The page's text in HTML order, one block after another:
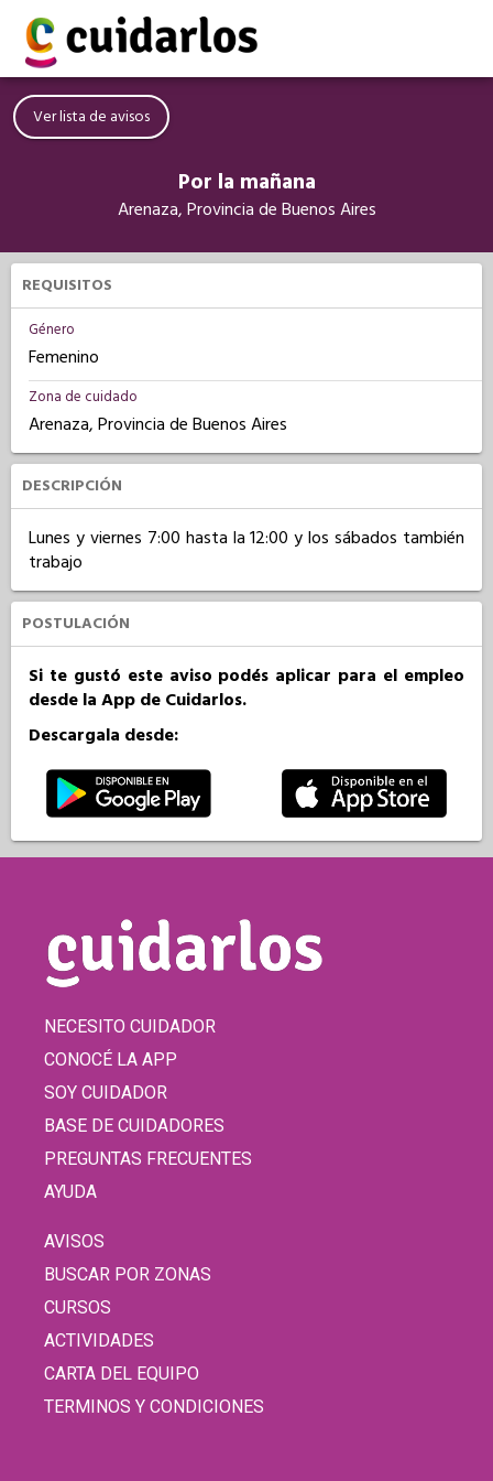
Ver lista de avisos
Por la mañana
Arenaza, Provincia de Buenos Aires
REQUISITOS
Género
Femenino
Zona de cuidado
Arenaza, Provincia de Buenos Aires
DESCRIPCIÓN
Lunes y viernes 7:00 hasta la 12:00 y los sábados también
trabajo
POSTULACIÓN
Si te gustó este aviso podés aplicar para el empleo
desde la App de Cuidarlos.
Descargala desde:
NECESITO CUIDADOR
CONOCÉ LA APP
SOY CUIDADOR
BASE DE CUIDADORES
PREGUNTAS FRECUENTES
AYUDA
AVISOS
BUSCAR POR ZONAS
CURSOS
ACTIVIDADES
CARTA DEL EQUIPO
TERMINOS Y CONDICIONES